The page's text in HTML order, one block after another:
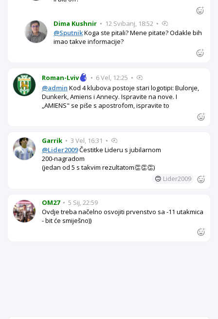
Dima Kushnir • 12 Svibanj, 18:52 •
@SputnikKoga ste pitali? Mene pitate? Odakle bih
imao takve informacije?
Roman-Lviv • 6 Vel, 12:25 •
@admin Kod 4 klubova postoje stari logotipi: Bulonje,
Dunkerk, Amiens i Annecy. Ispravite na nove. I
„AMIENS" se piše s apostrofom, ispravite to
Garrik • 3 Vel, 16:31 •
@Lider2009Čestitke Lideru s jubilarnom
200-nagradom
(jedan od 5 s takvim rezultatom👏👏👏)
🙃 Lider2009
OM27 • 5 Sij, 22:59
Ovdje treba načelno osvojiti prvenstvo sa -11 utakmica
- bit će smiješno))